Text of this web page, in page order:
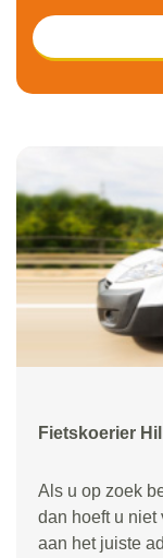
Fietskoerier
Als u op zoek
dan hoeft u niet
aan het juiste